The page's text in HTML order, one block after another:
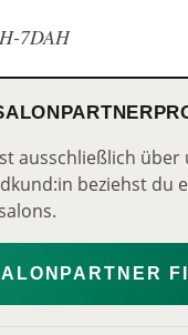
7DAH
ausschließlich
beziehst du